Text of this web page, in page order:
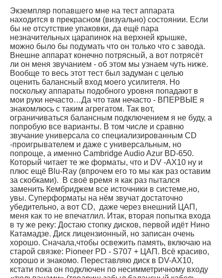
Экземпляр попавшего мне на тест аппарата
находится в прекрасном (визуально) состоянии. Если
бы не отсутствие упаковки, да ещё пара
незначительных царапинок на верхней крышке,
можно было бы подумать что он только что с завода.
Внешне аппарат конечно потрясный, а вот потрясёт
ли он меня звучанием - об этом мы узнаем чуть ниже.
Вообще то весь этот тест был задуман с целью
оценить балансный вход моего усилителя. Но
поскольку аппараты подобного уровня попадают в
мои руки нечасто…Да что там нечасто - ВПЕРВЫЕ я
знакомлюсь с таким агрегатом. Так вот,
ограничиваться балансным подключением я не буду, а
попробую все варианты. В том числе и сравню
звучание универсала со специализированным CD
-проигрывателем и даже с универсальным, но
попроще, а именно Cambridge Audio Azur BD-650.
Который читает те же форматы, что и DV -AX10 ну и
плюс ещё Blu-Ray (впрочем его то мы как раз оставим
за скобками). В своё время я как раз пытался
заменить Кембриджем все источники в системе,но,
увы. Суперформаты на нём звучат достаточно
убедительно, а вот CD, даже через внешний ЦАП,
меня как то не впечатлил. Итак, вторая попытка входа
в ту же реку: Достаю стопку дисков, первой идёт Нино
Катамадзе. Диск лицензионный, но записан очень
хорошо. Сначала,чтобы освежить память, включаю на
старой связке: Pioneer PD - S707 + ЦАП. Всё красиво,
хорошо и знакомо. Переставляю диск в DV-AX10,
кстати пока он подключен по несимметричному входу